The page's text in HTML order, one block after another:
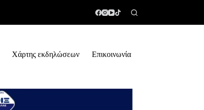
Χάρτης εκδηλώσεων Επικοινωνία